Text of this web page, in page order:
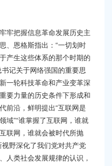
把握信息革命发展历史主
、恩格斯指出：“一切划时
产生这些体系的那个时期的
记关于网络强国的重要思
一轮科技革命和产业变革深
要力量的历史条件下形成和
前沿，鲜明提出“互联网是
域”“谁掌握了互联网，谁就
联网，谁就会被时代所抛
野深化了我们党对共产党
人类社会发展规律的认识，